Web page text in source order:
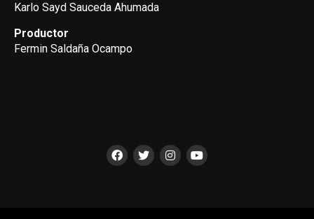
Karlo Sayd Sauceda Ahumada
Productor
Fermin Saldaña Ocampo